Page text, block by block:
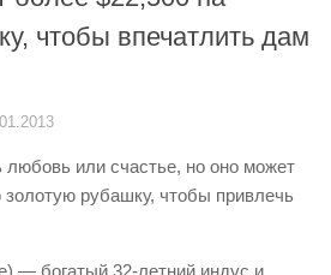
чтобы впечатлить дам
любовь или счастье, но оно может
рубашку, чтобы привлечь
— богатый 32-летний индус и